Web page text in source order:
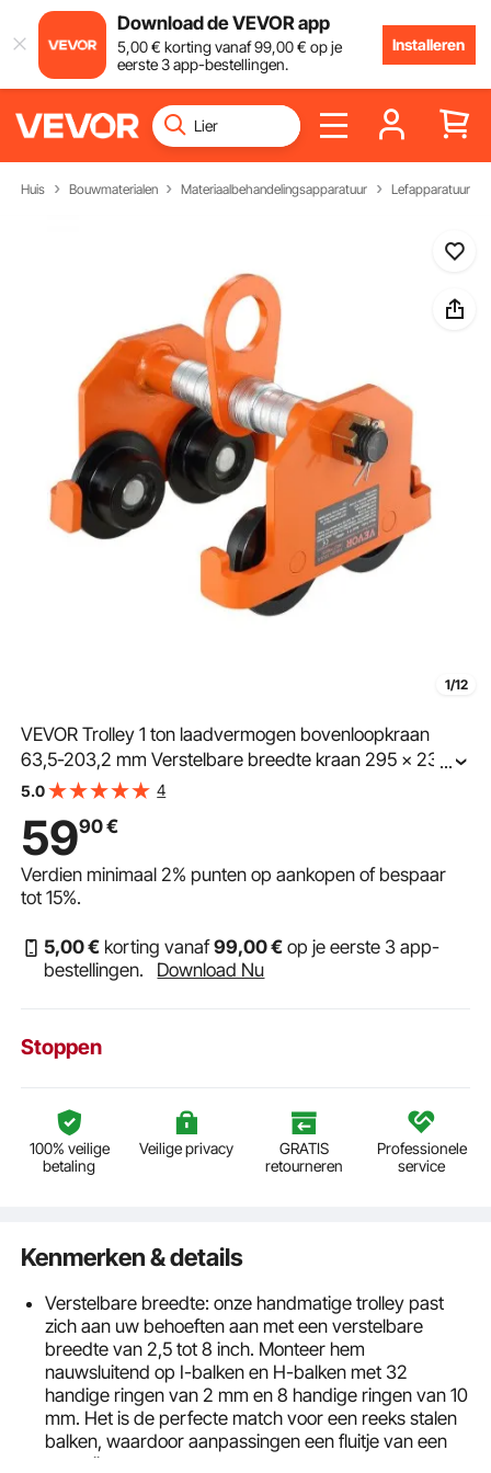
Download de VEVOR app
5,00€ korting vanaf99,00€ op je
eerste 3 app-bestellingen.
Installeren
Huis Bouwmaterialen Materiaalbehandelingsapparatuur Lefapparatuur
1/12
VEVOR Trolley 1 ton laadvermogen bovenloopkraan
63,5-203,2 mm Verstelbare breedte kraan 295 x 230 x
240 mm Duwwagen Dubbel wielontwerp Handtrolley
...
5.0 4
5990€
Verdien minimaal2% punten op aankopen of bespaar
tot15%.
5,00€ korting vanaf99,00€ op je eerste 3 app-
bestellingen.
Download Nu
Stoppen
100% veilige
betaling
Veilige privacy
GRATIS
retourneren
Professionele
service
Kenmerken & details
Verstelbare breedte: onze handmatige trolley past
zich aan uw behoeften aan met een verstelbare
breedte van 2,5 tot 8 inch. Monteer hem
nauwsluitend op I-balken en H-balken met 32 ​​
handige ringen van 2 mm en 8 handige ringen van 10
mm. Het is de perfecte match voor een reeks stalen
balken, waardoor aanpassingen een fluitje van een
cent zijn.